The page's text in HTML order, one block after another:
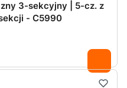
3-sekcyjny | 5-cz. z
- C5990